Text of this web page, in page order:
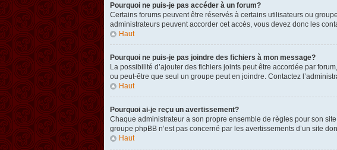
Pourquoi ne puis-je pas accéder à un forum?
Certains forums peuvent être réservés à certains utilisateurs ou
administrateurs peuvent accorder cet accès, vous devez donc les
Haut
Pourquoi ne puis-je pas joindre des fichiers à mon message?
La possibilité d’ajouter des fichiers joints peut être accordée par
ou peut-être que seul un groupe peut en joindre. Contactez
Haut
Pourquoi ai-je reçu un avertissement?
Chaque administrateur a son propre ensemble de règles pour son
groupe phpBB n’est pas concerné par les avertissements d’un site
Haut